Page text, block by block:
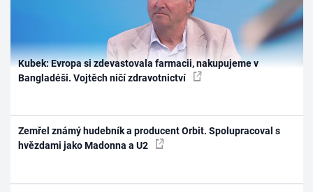
Kubek: Evropa si zdevastovala farmacii, nakupujeme v
Bangladéši. Vojtěch ničí zdravotnictví
Zemřel známý hudebník a producent Orbit. Spolupracoval s
hvězdami jako Madonna a U2